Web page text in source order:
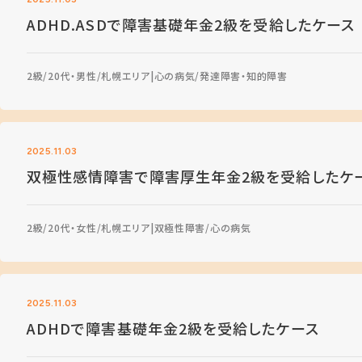
ADHD.ASDで障害基礎年金2級を受給したケース
2級 20代・男性 札幌エリア 心の病気 発達障害・知的障害
2025.11.03
双極性感情障害で障害厚生年金2級を受給したケ
2級 20代・女性 札幌エリア 双極性障害 心の病気
2025.11.03
ADHDで障害基礎年金2級を受給したケース